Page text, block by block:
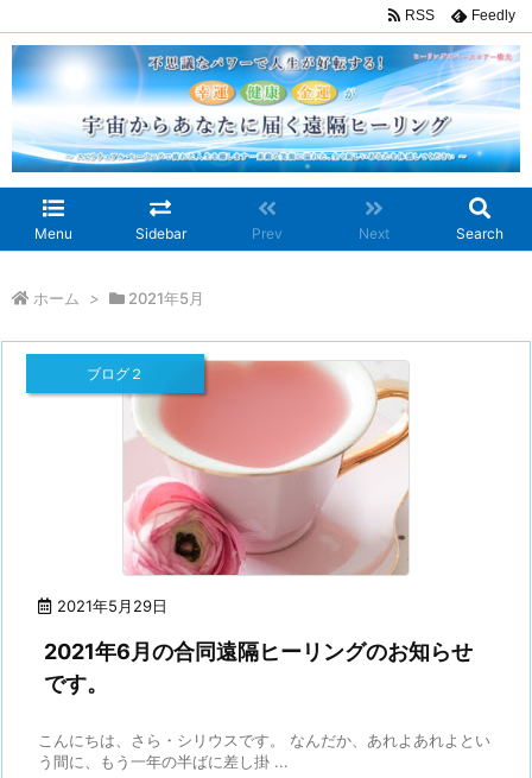
Menu Sidebar Prev Next Search
RSS Feedly
ホーム > 2021年5月
2021年5月29日
ブログ２
2021年6月の合同遠隔ヒーリングのお知らせ
です。
こんにちは、さら・シリウスです。 なんだか、あれよあれよとい
う間に、もう一年の半ばに差し掛 ...